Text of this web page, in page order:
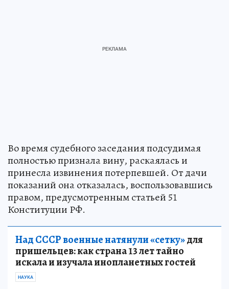
Во время судебного заседания подсудимая
полностью признала вину, раскаялась и
принесла извинения потерпевшей. От дачи
показаний она отказалась, воспользовавшись
правом, предусмотренным статьей 51
Конституции РФ.
Над СССР военные натянули «сетку»для
пришельцев: как страна 13 лет тайно
искала и изучала инопланетных гостей
НАУКА